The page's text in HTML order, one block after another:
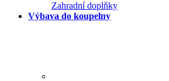
Zahradní doplňky
Výbava do koupelny